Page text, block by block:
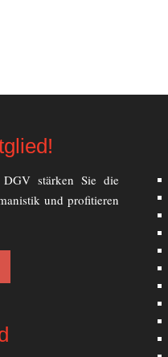
stärken Sie die
und profitieren